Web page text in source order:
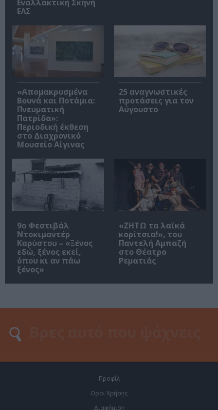
Εναλλακτική Σκηνή
ΕΛΣ
«Απομακρυσμένα
Βουνά και Ποτάμια:
Πνευματική
Πατρίδα»:
Περιοδική έκθεση
στο Διαχρονικό
Μουσείο Αίγινας
25 αναγνωστικές
προτάσεις για τον
Αύγουστο
9ο Φεστιβάλ
Ντοκιμαντέρ
Καρύστου – «Ξένος
εδώ, ξένος εκεί,
όπου κι αν πάω
ξένος»
«ΖΗΤΩ τα λαϊκά
κορίτσια!», του
Παντελή Αμπαζή
στο Θέατρο
Ρεματιάς
Προφίλ
Οροι Χρήσης
Διαφήμιση